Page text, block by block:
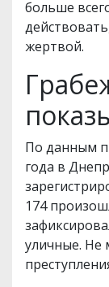
больше
жертвой.
По данным
года в
174
уличные. Не